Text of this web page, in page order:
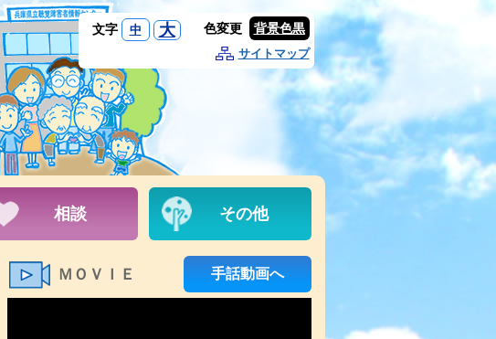
文字 中 大 色変更 背景色黒
サイトマップ
相談 その他
ＭＯＶＩＥ 手話動画へ